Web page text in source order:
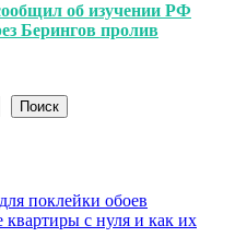
об изучении РФ
Берингов пролив
Поиск
поклейки обоев
с нуля и как их